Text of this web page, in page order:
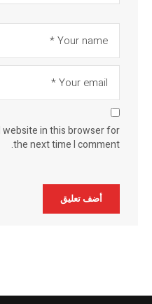
website in this browser for
the next time I comment.